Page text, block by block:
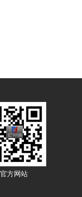
官方网站